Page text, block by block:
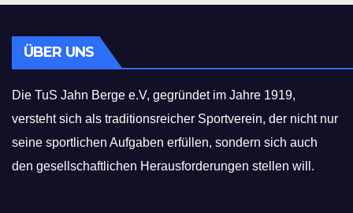
ÜBER UNS
Die TuS Jahn Berge e.V, gegründet im Jahre 1919,
versteht sich als traditionsreicher Sportverein, der nicht nur
seine sportlichen Aufgaben erfüllen, sondern sich auch
den gesellschaftlichen Herausforderungen stellen will.